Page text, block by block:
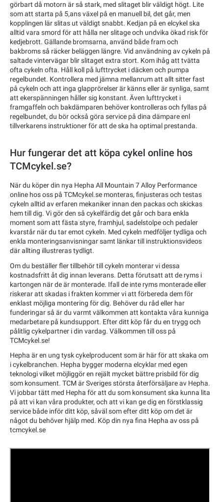
görbart då motorn är så stark, med slitaget blir väldigt högt. Lite
som att starta på 5,ans växel på en manuell bil, det går, men
kopplingen lär slitas ut väldigt snabbt. Kedjan på en elcykel ska
alltid vara smord för att hålla ner slitage och undvika ökad risk för
kedjebrott. Gällande bromsarna, använd både fram och
bakbroms så räcker beläggen längre. Vid användning av cykeln på
saltade vintervägar blir slitaget extra stort. Kom ihåg att tvätta
ofta cykeln ofta. Håll koll på lufttrycket i däcken och pumpa
regelbundet. Kontrollera med jämna mellanrum att allt sitter fast
på cykeln och att inga glapprörelser är känns eller är synliga, samt
att ekerspänningen håller sig konstant. Även lufttrycket i
framgaffeln och bakdämparen behöver kontrolleras och fyllas på
regelbundet, du bör också göra service på dina dämpare enl
tillverkarens instruktioner för att de ska ha optimal prestanda.
Hur fungerar det att köpa cykel online hos
TCMcykel.se?
När du köper din nya Hepha All Mountain 7 Alloy Performance
online hos oss på TCMcykel.se monteras, finjusteras och testas
cykeln alltid av erfaren mekaniker innan den packas och skickas
hem till dig. Vi gör den så cykelfärdig det går och bara enkla
moment som att fästa styre, framhjul, sadelstolpe och pedaler
kvarstår när du tar emot cykeln. Med cykeln medföljer tydliga och
enkla monteringsanvisningar samt länkar till instruktionsvideos
där allting illustreras tydligt.
Om du beställer fler tillbehör till cykeln monterar vi dessa
kostnadsfritt åt dig innan leverans. Detta förutsatt att de ryms i
kartongen när de är monterade. Ifall de inte ryms monterade eller
riskerar att skadas i frakten kommer vi att förbereda dem för
enklast möjliga montering för dig. Behöver du råd eller har
funderingar så är du varmt välkommen att kontakta våra kunniga
medarbetare på kundsupport. Efter ditt köp får du en trygg och
pålitlig cykelpartner i din vardag. Välkommen till oss på
TCMcykel.se!
Hepha är en ung tysk cykelproducent som är här för att skaka om
i cykelbranchen. Hepha bygger moderna elcyklar med egen
teknologi vilket möjliggör en rejält mycket bättre prisbild för dig
som konsument. TCM är Sveriges största återförsäljare av Hepha.
Vi jobbar tätt med Hepha för att du som konsument ska kunna lita
på att vi kan våra produkter, och att vi kan ge dig en förstklassig
service både inför ditt köp, såväl som efter ditt köp om det är
något du behöver hjälp med. Köp din nya fina Hepha av oss på
tcmcykel.se